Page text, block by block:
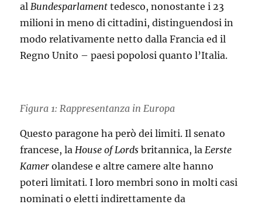
alBundesparlament tedesco, nonostante i 23
milioni in meno di cittadini, distinguendosi in
modo relativamente netto dalla Francia ed il
Regno Unito – paesi popolosi quanto l’Italia.
Figura 1: Rappresentanza in Europa
Questo paragone ha però dei limiti. Il senato
francese, la House of Lordsbritannica, la Eerste
Kamer olandese e altre camere alte hanno
poteri limitati. I loro membri sono in molti casi
nominati o eletti indirettamente da